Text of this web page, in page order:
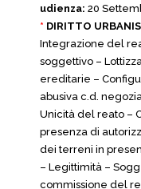
udienza: 20
* DIRITTO
Integrazione del
soggettivo –
ereditarie –
abusiva c.d.
Unicità del reato –
presenza di
dei terreni in
– Legittimità –
commissione del